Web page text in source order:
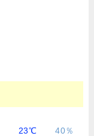
23℃ 40％